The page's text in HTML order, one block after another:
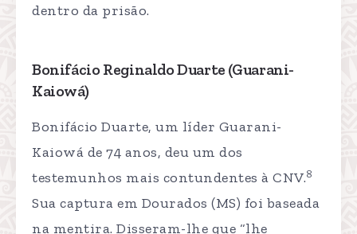
dentro da prisão.
Bonifácio Reginaldo Duarte (Guarani-
Kaiowá)
Bonifácio Duarte, um líder Guarani-
Kaiowá de 74 anos, deu um dos
testemunhos mais contundentes à CNV.8
Sua captura em Dourados (MS) foi baseada
na mentira. Disseram-lhe que “lhe